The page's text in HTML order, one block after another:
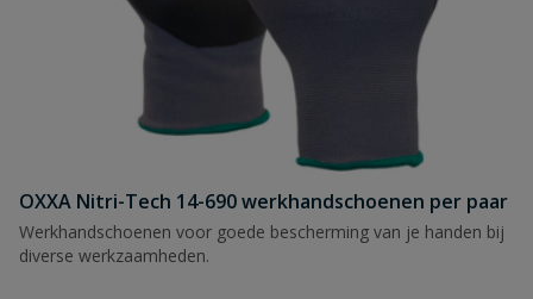
OXXA Nitri-Tech 14-690 werkhandschoenen per paar
Werkhandschoenen voor goede bescherming van je handen bij
diverse werkzaamheden.